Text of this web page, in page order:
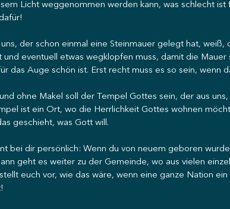
Licht weggenommen werden kann, was schlecht ist
der schon einmal eine Steinmauer gelegt hat, weiß,
und eventuell etwas wegklopfen muss, damit die Mauer
das Auge schön ist. Erst recht muss es so sein, wenn
ohne Makel soll der Tempel Gottes sein, der aus
ist ein Ort, wo die Herrlichkeit Gottes wohnen
geschieht, was Gott will.
bei dir persönlich: Wenn du von neuem geboren
geht es weiter zu der Gemeinde, wo aus vielen
euch vor, wie das wäre, wenn eine ganze Nation